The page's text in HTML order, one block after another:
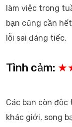
làm việc trong
bạn cũng cần
lỗi sai đáng tiếc.
Tình cảm:
Các bạn còn
khác giới, song